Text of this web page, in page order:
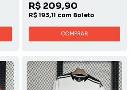
R$ 209,90
R$ 193,11 com Boleto
COMPRAR